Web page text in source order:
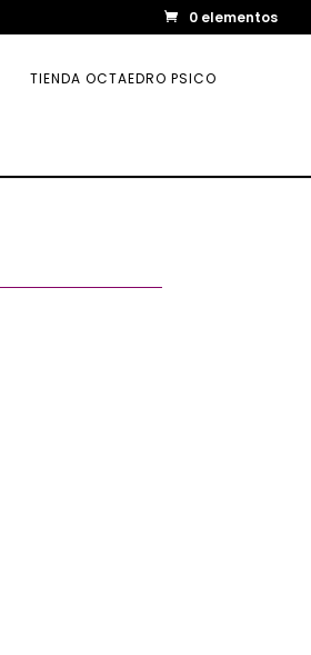
0 elementos
TIENDA OCTAEDRO PSICO